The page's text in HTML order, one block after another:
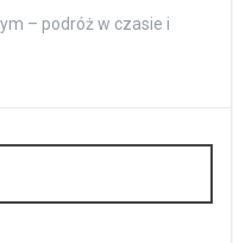
– podróż w czasie i